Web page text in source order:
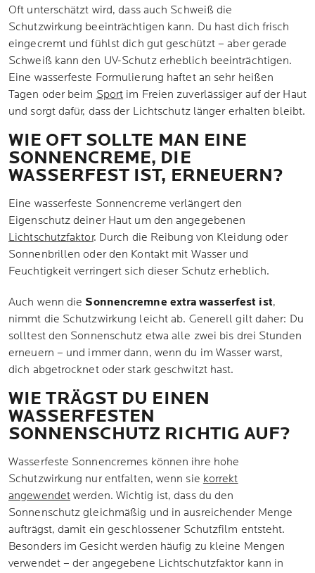
Oft unterschätzt wird, dass auch Schweiß die
Schutzwirkung beeinträchtigen kann. Du hast dich frisch
eingecremt und fühlst dich gut geschützt – aber gerade
Schweiß kann den UV-Schutz erheblich beeinträchtigen.
Eine wasserfeste Formulierung haftet an sehr heißen
Tagen oder beim Sport im Freien zuverlässiger auf der Haut
und sorgt dafür, dass der Lichtschutz länger erhalten bleibt.
WIE OFT SOLLTE MAN EINE
SONNENCREME, DIE
WASSERFEST IST, ERNEUERN?
Eine wasserfeste Sonnencreme verlängert den
Eigenschutz deiner Haut um den angegebenen
Lichtschutzfaktor. Durch die Reibung von Kleidung oder
Sonnenbrillen oder den Kontakt mit Wasser und
Feuchtigkeit verringert sich dieser Schutz erheblich.
Auch wenn die Sonnencremne extra wasserfest ist,
nimmt die Schutzwirkung leicht ab. Generell gilt daher: Du
solltest den Sonnenschutz etwa alle zwei bis drei Stunden
erneuern – und immer dann, wenn du im Wasser warst,
dich abgetrocknet oder stark geschwitzt hast.
WIE TRÄGST DU EINEN
WASSERFESTEN
SONNENSCHUTZ RICHTIG AUF?
Wasserfeste Sonnencremes können ihre hohe
Schutzwirkung nur entfalten, wenn sie korrekt
angewendet werden. Wichtig ist, dass du den
Sonnenschutz gleichmäßig und in ausreichender Menge
aufträgst, damit ein geschlossener Schutzfilm entsteht.
Besonders im Gesicht werden häufig zu kleine Mengen
verwendet – der angegebene Lichtschutzfaktor kann in